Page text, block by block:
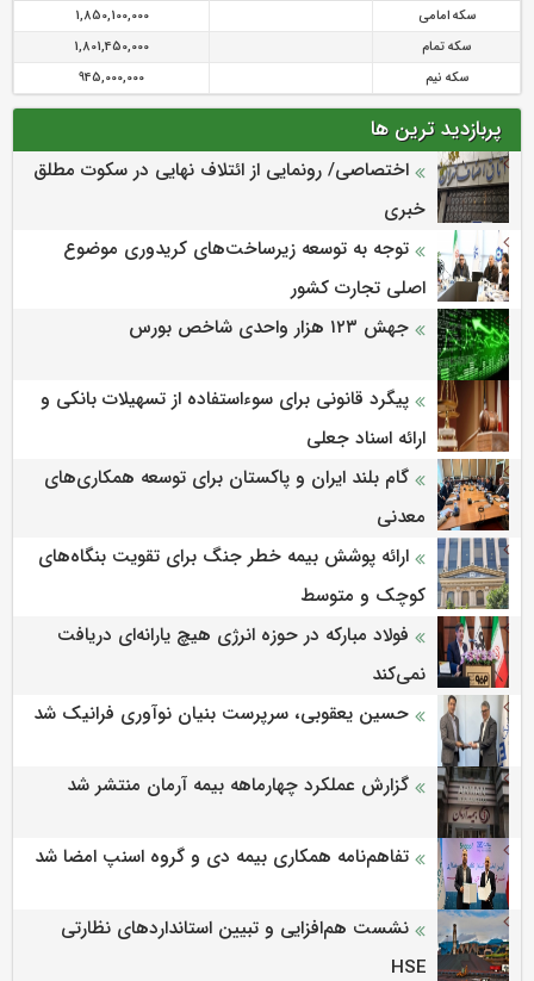
نوع سکه
قیمت فروش
سکه امامی
1,850,100,000
سکه تمام
1,801,450,000
سکه نیم
پربازدید ترین ها
اختصاصی/ رونمایی از ائتلاف‌ نهایی در سکوت مطلق
خبری
توجه به توسعه زیرساخت‌های کریدوری موضوع
اصلی تجارت کشور
پیگرد قانونی برای سوءاستفاده از تسهیلات بانکی و
ارائه اسناد جعلی
گام بلند ایران و پاکستان برای توسعه همکاری‌های
معدنی
ارائه پوشش بیمه خطر جنگ برای تقویت بنگاه‌های
کوچک و متوسط
فولاد مبارکه در حوزه انرژی هیچ یارانه‌ای دریافت
نمی‌کند
نشست هم‌افزایی و تبیین استانداردهای نظارتی